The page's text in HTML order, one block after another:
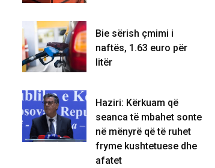
Bie sërish çmimi i
naftës, 1.63 euro për
litër
Haziri: Kërkuam që
seanca të mbahet sonte
në mënyrë që të ruhet
fryme kushtetuese dhe
afatet